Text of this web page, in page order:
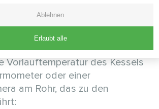
Sie Ihr System in
Vorlauftemperatur des Kessels
oder einer
am Rohr, das zu den
Ablehnen
Erlaubt alle